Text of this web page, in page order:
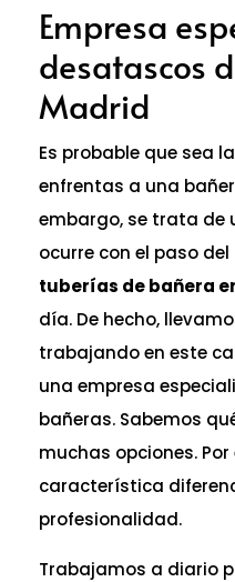
Empresa
desatascos
Madrid
Es probable que sea
enfrentas a una
embargo, se trata de
ocurre con el paso
tuberías de bañera
día. De hecho,
trabajando en este
una empresa
bañeras. Sabemos
muchas opciones.
característica
profesionalidad.
Trabajamos a diario